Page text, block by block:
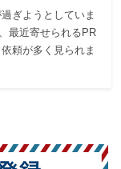
ぎようとしていま
最近寄せられるPR
頼が多く見られま